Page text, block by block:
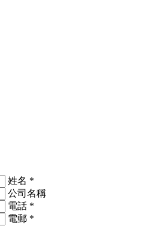
姓名 *
公司名稱
電話 *
電郵 *